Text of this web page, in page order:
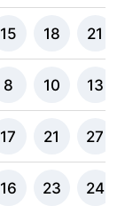
15 18 21
8 10 13
17 21 27
16 23 24